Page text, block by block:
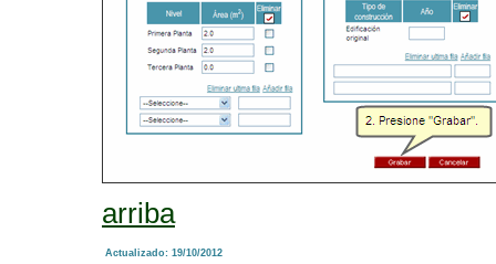
arriba
Actualizado: 19/10/2012